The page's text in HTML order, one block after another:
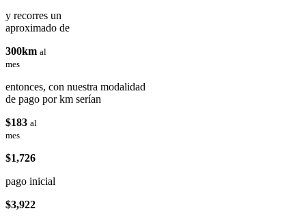
y recorres un
aproximado de
300km al
mes
entonces, con nuestra modalidad
de pago por km serían
$183 al
mes
$1,726
pago inicial
$3,922